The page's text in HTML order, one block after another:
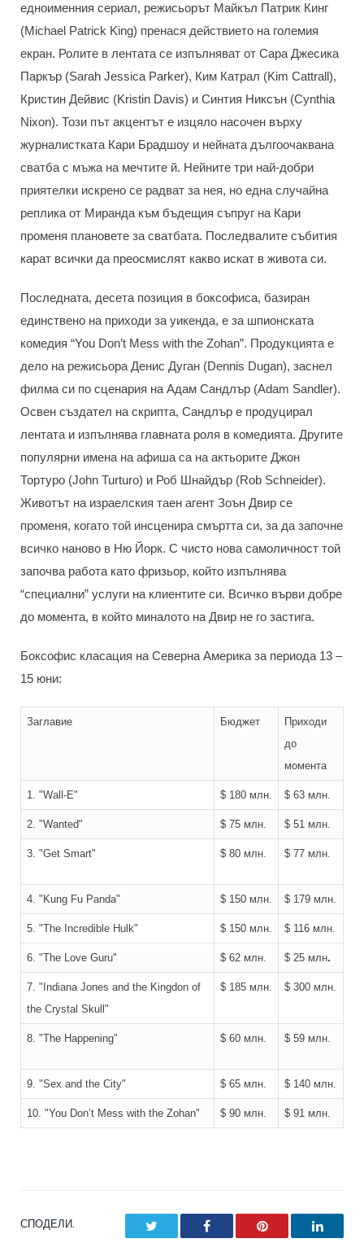
едноименния сериал, режисьорът Майкъл Патрик Кинг
(Michael Patrick King) пренася действието на големия
екран. Ролите в лентата се изпълняват от Сара Джесика
Паркър (Sarah Jessica Parker), Ким Катрал (Kim Cattrall),
Кристин Дейвис (Kristin Davis) и Синтия Никсън (Cynthia
Nixon). Този път акцентът е изцяло насочен върху
журналистката Кари Брадшоу и нейната дългоочаквана
сватба с мъжа на мечтите й. Нейните три най-добри
приятелки искрено се радват за нея, но една случайна
реплика от Миранда към бъдещия съпруг на Кари
променя плановете за сватбата. Последвалите събития
карат всички да преосмислят какво искат в живота си.
Последната, десета позиция в боксофиса, базиран
единствено на приходи за уикенда, е за шпионската
комедия “You Don’t Mess with the Zohan”. Продукцията е
дело на режисьора Денис Дуган (Dennis Dugan), заснел
филма си по сценария на Адам Сандлър (Adam Sandler).
Освен създател на скрипта, Сандлър е продуцирал
лентата и изпълнява главната роля в комедията. Другите
популярни имена на афиша са на актьорите Джон
Тортуро (John Turturo) и Роб Шнайдър (Rob Schneider).
Животът на израелския таен агент Зоън Двир се
променя, когато той инсценира смъртта си, за да започне
всичко наново в Ню Йорк. С чисто нова самоличност той
започва работа като фризьор, който изпълнява
“специални” услуги на клиентите си. Всичко върви добре
до момента, в който миналото на Двир не го застига.
Боксофис класация на Северна Америка за периода 13 –
15 юни:
Заглавие Бюджет
Приходи
до
момента
1. "Wall-E" $ 180 млн. $ 63 млн.
2. "Wanted" $ 75 млн. $ 51 млн.
3. "Get Smart" $ 80 млн. $ 77 млн.
4. "Kung Fu Panda" $ 150 млн. $ 179 млн.
5. "The Incredible Hulk" $ 150 млн. $ 116 млн.
6. "The Love Guru" $ 62 млн. $ 25 млн.
7. "Indiana Jones and the Kingdon of
the Crystal Skull"
$ 185 млн. $ 300 млн.
8. "The Happening" $ 60 млн. $ 59 млн.
9. "Sex and the City" $ 65 млн. $ 140 млн.
10. "You Don’t Mess with the Zohan" $ 90 млн. $ 91 млн.
СПОДЕЛИ. Facebook Pinterest